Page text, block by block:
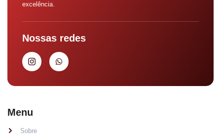
excelência.
Nossas redes
Menu
Sobre